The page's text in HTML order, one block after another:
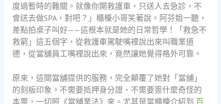
度過暫時的難關。就像你開救護車，只送人去急診，不
會送去做SPA，對吧？」櫃檯小哥笑著說。阿芬姐一聽，
差點拍桌子叫好——這根本就是她的日常哲學！「救急不
救窮」這五個字，從救護車駕駛嘴裡說出來叫職業道
德，從當舖員工嘴裡說出來，竟然讓她覺得格外可靠。
原來，這間當舖提供的服務，完全顛覆了她對「當舖」
的刻板印象。不需要抵押身分證、不需要簽什麼奇怪的
本票，一切照《當舖業法》來。尤其是當櫃檯介紹到 百